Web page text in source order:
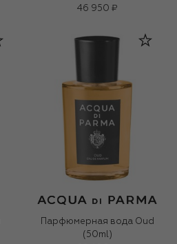
46 950 ₽
Парфюмерная вода Oud
(50ml)